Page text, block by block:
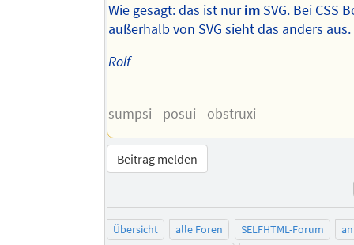
Wie gesagt: das ist nurim SVG. Bei CSS
außerhalb von SVG sieht das anders aus.
Rolf
--
sumpsi - posui - obstruxi
Beitrag melden
Übersicht alle Foren SELFHTML-Forum